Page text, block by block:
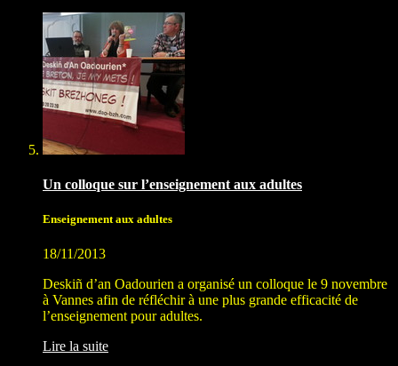
Un colloque sur l’enseignement aux adultes
Enseignement aux adultes
18/11/2013
Deskiñ d’an Oadourien a organisé un colloque le 9 novembre
à Vannes afin de réfléchir à une plus grande efficacité de
l’enseignement pour adultes.
Lire la suite